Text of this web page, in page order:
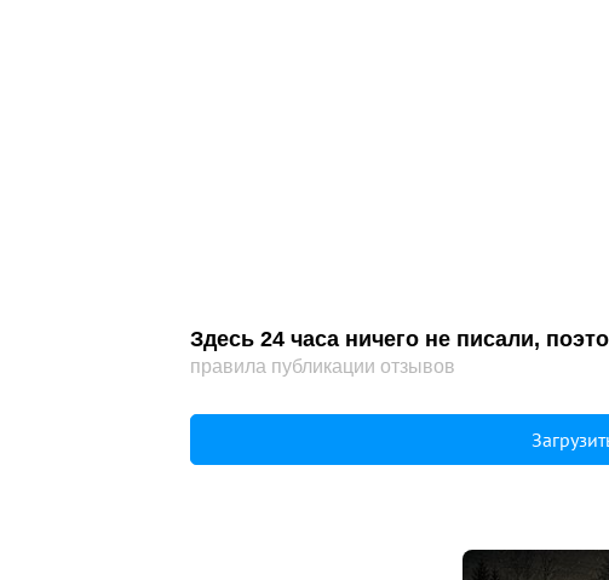
Здесь 24 часа ничего не писали,
правила публикации отзывов